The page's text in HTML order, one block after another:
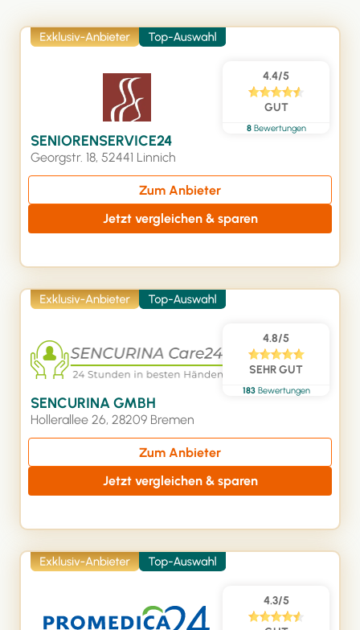
4.4/5
GUT
8 Bewertungen
SENIORENSERVICE24
Georgstr. 18, 52441 Linnich
Zum Anbieter
Jetzt vergleichen & sparen
4.8/5
SEHR GUT
183 Bewertungen
SENCURINA GMBH
Hollerallee 26, 28209 Bremen
Zum Anbieter
Jetzt vergleichen & sparen
4.3/5